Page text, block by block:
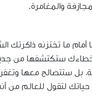
والمغامرة.
ما تختزنه ذاكرتك
وأخطاءك ستكتشفها من
بل ستتصالح معها
لتقول للعالم من